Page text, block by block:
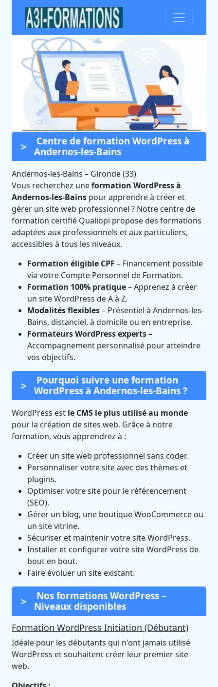
Formation WordPress à
Andernos-les-Bains
(Gironde)
Certifié Qualiopi et éligible CPF
Centre de formation WordPress à
Andernos-les-Bains
Andernos-les-Bains – Gironde (33)
Vous recherchez uneformation WordPress à
Andernos-les-Bains pour apprendre à créer et
gérer un site web professionnel ? Notre centre de
formation certifié Qualiopi propose des formations
adaptées aux professionnels et aux particuliers,
accessibles à tous les niveaux.
Formation éligible CPF – Financement possible
via votre Compte Personnel de Formation.
Formation 100% pratique– Apprenez à créer
un site WordPress de A à Z.
Modalités flexibles– Présentiel à Andernos-les-
Bains, distanciel, à domicile ou en entreprise.
Formateurs WordPress experts–
Accompagnement personnalisé pour atteindre
vos objectifs.
Pourquoi suivre une formation
WordPress à Andernos-les-Bains ?
WordPress est le CMS le plus utilisé au monde
pour la création de sites web. Grâce à notre
formation, vous apprendrez à :
Créer un site web professionnel sans coder.
Personnaliser votre site avec des thèmes et
plugins.
Optimiser votre site pour le référencement
(SEO).
Gérer un blog, une boutique WooCommerce ou
un site vitrine.
Sécuriser et maintenir votre site WordPress.
Installer et configurer votre site WordPress de
bout en bout.
Faire évoluer un site existant.
Nos formations WordPress –
Niveaux disponibles
Formation WordPress Initiation (Débutant)
Idéale pour les débutants qui n'ont jamais utilisé
WordPress et souhaitent créer leur premier site
web.